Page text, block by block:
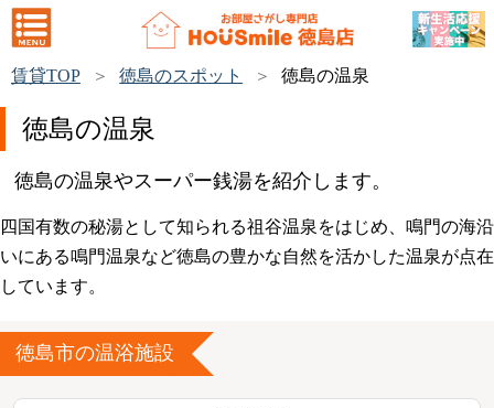
賃貸TOP 徳島のスポット 徳島の温泉
徳島の温泉
徳島の温泉やスーパー銭湯を紹介します。
四国有数の秘湯として知られる祖谷温泉をはじめ、鳴門の海沿
いにある鳴門温泉など徳島の豊かな自然を活かした温泉が点在
しています。
徳島市の温浴施設